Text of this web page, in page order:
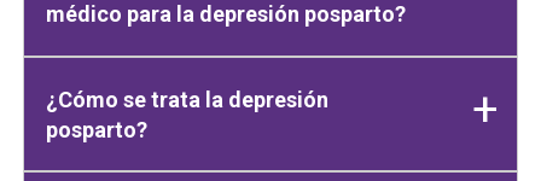
médico para la depresión posparto?
¿Cómo se trata la depresión
posparto?